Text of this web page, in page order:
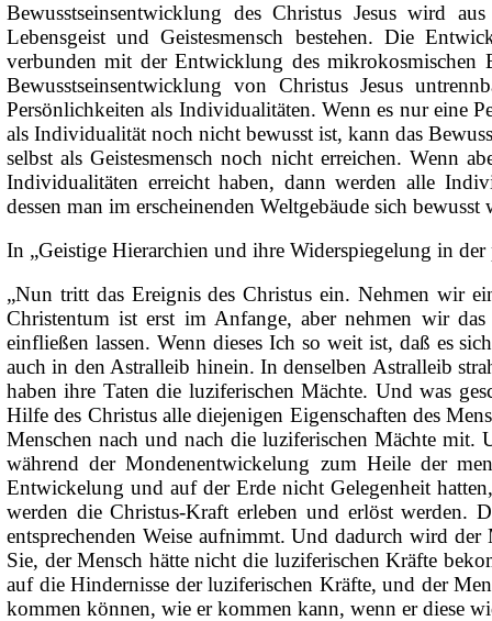
Bewusstseinsentwicklung des Christus Jesus wird
Lebensgeist und Geistesmensch bestehen. Die
verbunden mit der Entwicklung des mikrokosmischen
Bewusstseinsentwicklung von Christus Jesus
Persönlichkeiten als Individualitäten. Wenn es nur eine
als Individualität noch nicht bewusst ist, kann das
selbst alsGeistesmensch noch nicht erreichen. Wenn
Individualitäten erreicht haben, dann werden alle
dessen man im erscheinenden Weltgebäude sich
In „Geistige Hierarchien und ihre Widerspiegelung in
„Nun tritt das Ereignis des Christus ein. Nehmen wir
Christentum ist erst im Anfange, aber nehmen wir
einfließen lassen. Wenn dieses Ich so weit ist, daß es
auch in den Astralleib hinein. In denselben Astralleib
haben ihre Taten die luziferischen Mächte. Und was
Hilfe des Christus alle diejenigen Eigenschaften des
Menschen nach und nach die luziferischen Mächte
während der Mondenentwickelung zum Heile der
Entwickelung und auf der Erde nicht Gelegenheit
werden die Christus-Kraft erleben und erlöst werden.
entsprechenden Weise aufnimmt. Und dadurch wird
Sie, der Mensch hätte nicht die luziferischen Kräfte
auf die Hindernisse der luziferischen Kräfte, und der
kommen können, wie er kommen kann, wenn er diese